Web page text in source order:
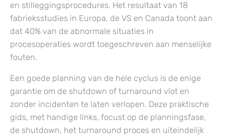
en stilleggingsprocedures. Het resultaat van 18
fabrieksstudies in Europa, de VS en Canada toont aan
dat 40% van de abnormale situaties in
procesoperaties wordt toegeschreven aan menselijke
fouten.
Een goede planning van de hele cyclus is de enige
garantie om de shutdown of turnaround vlot en
zonder incidenten te laten verlopen. Deze praktische
gids, met handige links, focust op de planningsfase,
de shutdown, het turnaround proces en uiteindelijk